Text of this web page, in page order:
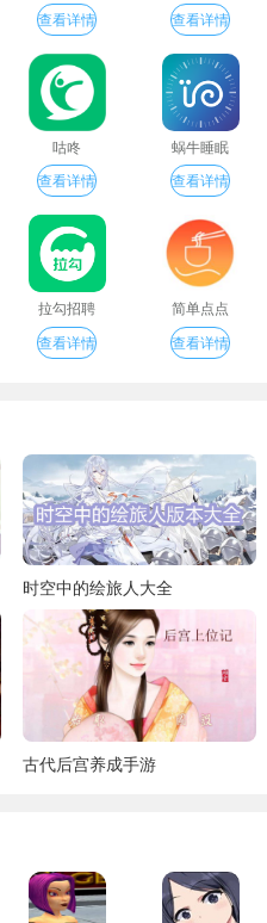
查看详情
查看详情
咕咚
查看详情
蜗牛睡眠
查看详情
拉勾招聘
查看详情
简单点点
查看详情
时空中的绘旅人大全
古代后宫养成手游